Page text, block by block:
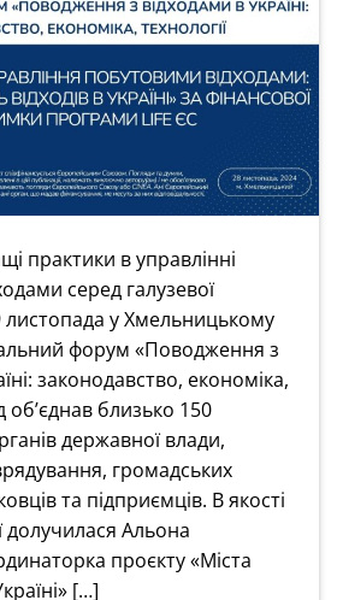
практики в управлінні
серед галузевої
листопада у Хмельницькому
форум «Поводження з
законодавство, економіка,
об’єднав близько 150
державної влади,
громадських
та підприємців. В якості
долучилася Альона
проєкту «‎Міста
[…]